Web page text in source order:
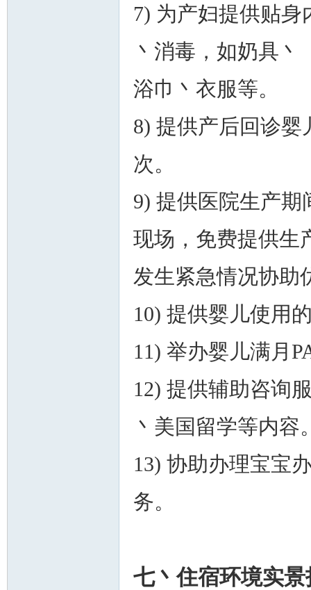
7) 为产妇提供贴
丶消毒，如奶具丶
浴巾丶衣服等。
8) 提供产后回诊
次。
9) 提供医院生产
现场，免费提供生
发生紧急情况协助
10) 提供婴儿使用
11) 举办婴儿满月
12) 提供辅助咨询
丶美国留学等内容
13) 协助办理宝宝
务。
七丶住宿环境实景